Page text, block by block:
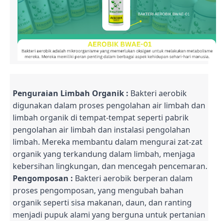
Penguraian Limbah Organik : Bakteri aerobik
digunakan dalam proses pengolahan air limbah dan
limbah organik di tempat-tempat seperti pabrik
pengolahan air limbah dan instalasi pengolahan
limbah. Mereka membantu dalam mengurai zat-zat
organik yang terkandung dalam limbah, menjaga
kebersihan lingkungan, dan mencegah pencemaran.
Pengomposan : Bakteri aerobik berperan dalam
proses pengomposan, yang mengubah bahan
organik seperti sisa makanan, daun, dan ranting
menjadi pupuk alami yang berguna untuk pertanian